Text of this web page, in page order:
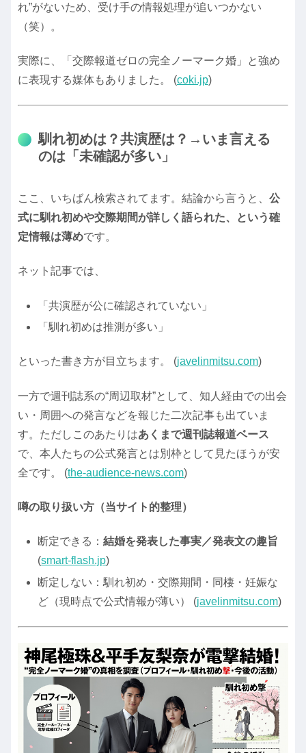
れ”がないため、受け手の情報処理が追いつかない
（笑）。
実際に、「交際報道ゼロの完全ノーマーク婚」と強め
に表現する媒体もありました。 (coki.jp)
馴れ初めは？共演歴は？→いま言える
のは「未確認が多い」
ここ、いちばん検索されてます。結論から言うと、 公
式に馴れ初めや交際期間が詳しく語られた、という確
定情報は薄めです。
ネット記事では、
「共演歴が公に確認されていない」
「馴れ初めは推測が多い」
といった書き方が目立ちます。 (javelinmitsu.com)
一方で週刊誌系の“周辺取材”として、知人経由での出会
い・周囲への発言などを報じた二次記事も出ていま
す。ただしこのあたりはあくまで週刊誌報道ベース
で、本人たちの公式発言とは別枠として見たほうが安
全です。 (the-audience-news.com)
噂の取り扱い方（当サイト的整理）
断定できる：結婚を発表した事実／発表文の趣旨
(smart-flash.jp)
断定しない：馴れ初め・交際期間・同棲・妊娠な
ど（現時点で公式情報が薄い） (javelinmitsu.com)